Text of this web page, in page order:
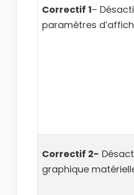
Correctif 1–
paramètres
Correctif 2-
graphique